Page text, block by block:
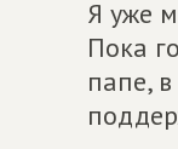
Я уже
Пока
папе,